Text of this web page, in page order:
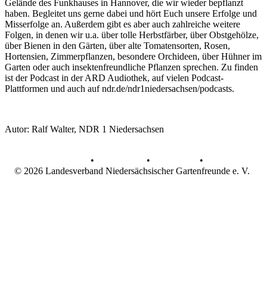
Gelände des Funkhauses in Hannover, die wir wieder bepflanzt
haben. Begleitet uns gerne dabei und hört Euch unsere Erfolge und
Misserfolge an. Außerdem gibt es aber auch zahlreiche weitere
Folgen, in denen wir u.a. über tolle Herbstfärber, über Obstgehölze,
über Bienen in den Gärten, über alte Tomatensorten, Rosen,
Hortensien, Zimmerpflanzen, besondere Orchideen, über Hühner im
Garten oder auch insektenfreundliche Pflanzen sprechen. Zu finden
ist der Podcast in der ARD Audiothek, auf vielen Podcast-
Plattformen und auch auf ndr.de/ndr1niedersachsen/podcasts.
Autor: Ralf Walter, NDR 1 Niedersachsen
• •
•
© 2026 Landesverband Niedersächsischer Gartenfreunde e. V.